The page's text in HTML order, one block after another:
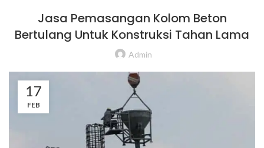
Jasa Pemasangan Kolom Beton
Bertulang Untuk Konstruksi Tahan Lama
Admin
17
FEB